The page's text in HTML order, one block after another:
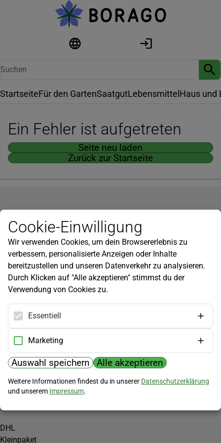
StartseiteFür den GartenSaatgutLebensmittel Haus und
Ein Fehler ist aufgetreten
Seite neu laden
Zurück zur Startseite
Newsletter
Infos zu neuen Produkten, Gartentipps und mehr findest du in
unserem Newsletter!
Jetzt anmelden
Hilfe
Kundenservice
Widerrufsbelehrung
Versandkosten
Zahlungsmöglichkeiten
PayPal
Vorkasse
Versand
DHL
Kleinpaket
Cookie-Einwilligung
Wir verwenden Cookies, um dein Browsererlebnis zu
verbessern, personalisierte Anzeigen oder Inhalte
bereitzustellen und unseren Datenverkehr zu analysieren.
Durch Klicken auf "Alle akzeptieren" stimmst du der
Verwendung von Cookies zu.
Essentiell
Marketing
Auswahl speichern Alle akzeptieren
Weitere Informationen findest du in unserer Datenschutzerklärung
und unserem Impressum.